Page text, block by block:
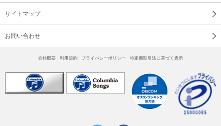
サイトマップ
お問い合わせ
会社概要 利用規約 プライバシーポリシー 特定商取引法に基づく表示